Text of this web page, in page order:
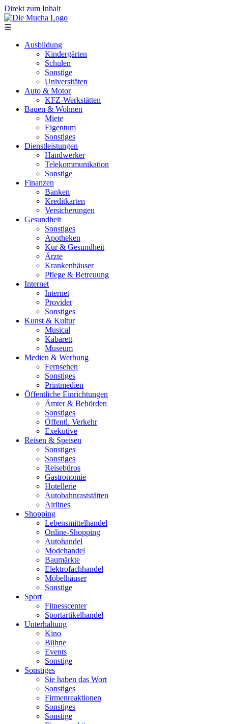
Direkt zum Inhalt
☰
Ausbildung
Kindergärten
Schulen
Sonstige
Universitäten
Auto & Motor
KFZ-Werkstätten
Bauen & Wohnen
Miete
Eigentum
Sonstiges
Dienstleistungen
Handwerker
Telekommunikation
Sonstige
Finanzen
Banken
Kreditkarten
Versicherungen
Gesundheit
Sonstiges
Apotheken
Kur & Gesundheit
Ärzte
Krankenhäuser
Pflege & Betreuung
Internet
Internet
Provider
Sonstiges
Kunst & Kultur
Musical
Kabarett
Museum
Medien & Werbung
Fernsehen
Sonstiges
Printmedien
Öffentliche Einrichtungen
Ämter & Behörden
Sonstiges
Öffentl. Verkehr
Exekutive
Reisen & Speisen
Sonstiges
Sonstiges
Reisebüros
Gastronomie
Hotellerie
Autobahnraststätten
Airlines
Shopping
Lebensmittelhandel
Online-Shopping
Autohandel
Modehandel
Baumärkte
Elektrofachhandel
Möbelhäuser
Sonstige
Sport
Fitnesscenter
Sportartikelhandel
Unterhaltung
Kino
Bühne
Events
Sonstige
Sonstiges
Sie haben das Wort
Sonstiges
Firmenreaktionen
Sonstiges
Sonstige